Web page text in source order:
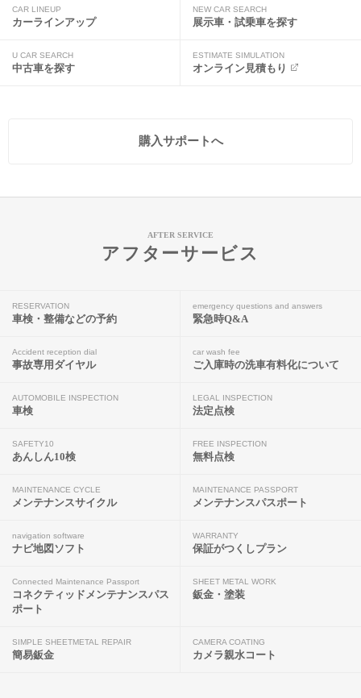
CAR LINEUP
カーラインアップ
NEW CAR SEARCH
展示車・試乗車を探す
U CAR SEARCH
中古車を探す
ESTIMATE SIMULATION
オンライン見積もり
購入サポートへ
AFTER SERVICE
アフターサービス
RESERVATION
車検・整備などの予約
emergency questions and answers
緊急時Q&A
Accident reception dial
事故専用ダイヤル
car wash fee
ご入庫時の洗車有料化について
AUTOMOBILE INSPECTION
車検
LEGAL INSPECTION
法定点検
SAFETY10
あんしん10検
FREE INSPECTION
無料点検
MAINTENANCE CYCLE
メンテナンスサイクル
MAINTENANCE PASSPORT
メンテナンスパスポート
navigation software
ナビ地図ソフト
WARRANTY
保証がつくしプラン
Connected Maintenance Passport
コネクティッドメンテナンスパス
ポート
SHEET METAL WORK
鈑金・塗装
SIMPLE SHEETMETAL REPAIR
簡易鈑金
CAMERA COATING
カメラ親水コート